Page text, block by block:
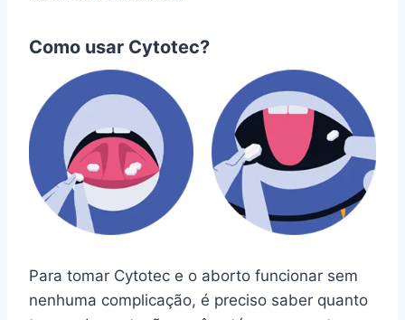
Como usar Cytotec?
Para tomar Cytotec e o aborto funcionar sem
nenhuma complicação, é preciso saber quanto